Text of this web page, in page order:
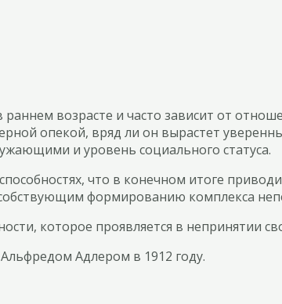
возрасте и часто зависит от
опекой, вряд ли он вырастет
и уровень социального статуса.
что в конечном итоге
формированию комплекса
которое проявляется в непринятии
Адлером в 1912 году.